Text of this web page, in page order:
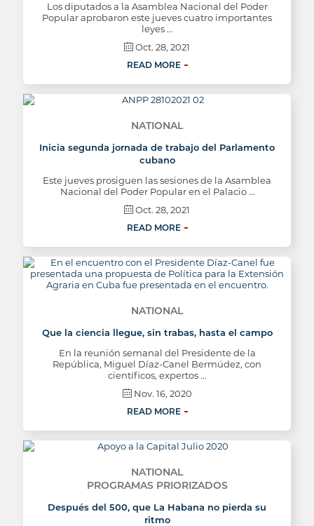
Los diputados a la Asamblea Nacional del Poder
Popular aprobaron este jueves cuatro importantes
leyes …
Oct. 28, 2021
READ MORE
NATIONAL
Inicia segunda jornada de trabajo del Parlamento
cubano
Este jueves prosiguen las sesiones de la Asamblea
Nacional del Poder Popular en el Palacio …
Oct. 28, 2021
READ MORE
NATIONAL
Que la ciencia llegue, sin trabas, hasta el campo
En la reunión semanal del Presidente de la
República, Miguel Díaz-Canel Bermúdez, con
científicos, expertos …
Nov. 16, 2020
READ MORE
NATIONAL
PROGRAMAS PRIORIZADOS
Después del 500, que La Habana no pierda su
ritmo